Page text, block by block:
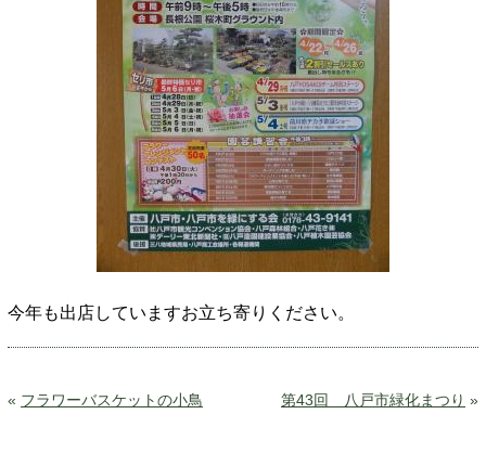
今年も出店していますお立ち寄りください。
« フラワーバスケットの小鳥 第43回 八戸市緑化まつり »